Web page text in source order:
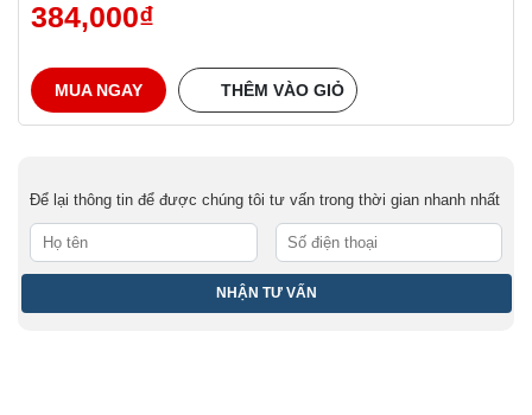
384,000₫
MUA NGAY THÊM VÀO GIỎ
Để lại thông tin để được chúng tôi tư vấn trong thời gian nhanh nhất